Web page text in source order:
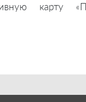
карту